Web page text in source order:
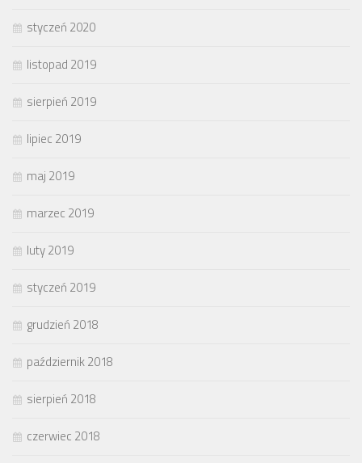
styczeń 2020
listopad 2019
sierpień 2019
lipiec 2019
maj 2019
marzec 2019
luty 2019
styczeń 2019
grudzień 2018
październik 2018
sierpień 2018
czerwiec 2018